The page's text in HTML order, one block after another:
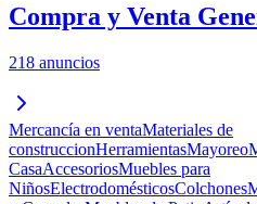
Compra y Venta
218 anuncios
Mercancía en ventaMateriales de
construccionHerramientasMayoreo
CasaAccesoriosMuebles para
NiñosElectrodomésticosColchones